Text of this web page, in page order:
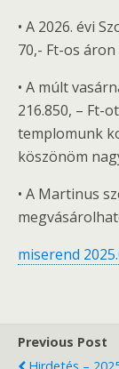
• A 2026. évi
70,- Ft-os
• A múlt
216.850, – Ft-
templomunk
köszönöm
• A Martinus
miserend
Previous Post